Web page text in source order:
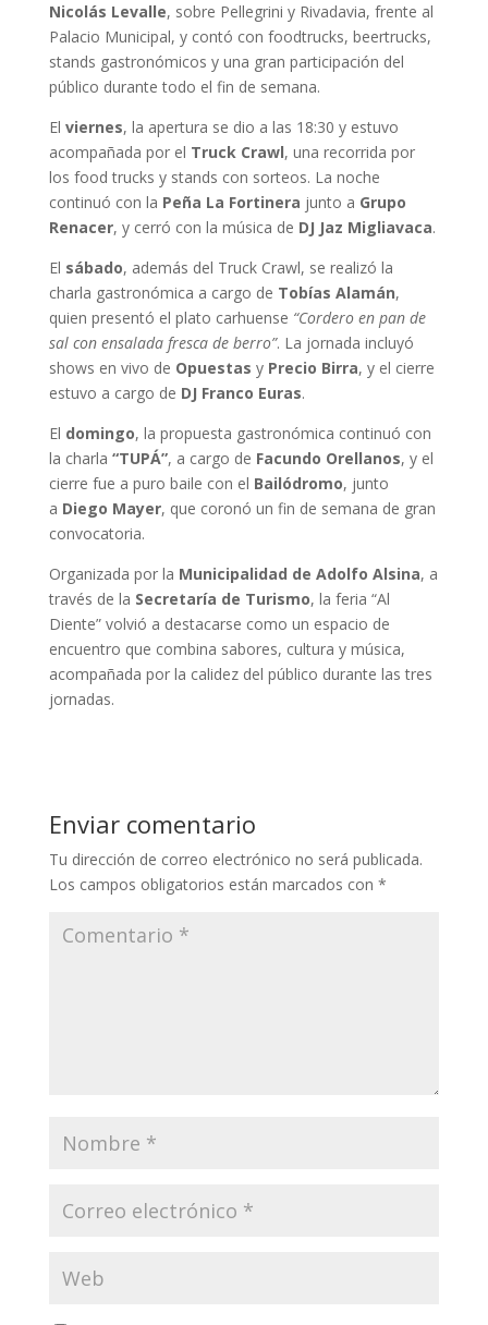
Nicolás Levalle, sobre Pellegrini y Rivadavia, frente al
Palacio Municipal, y contó con foodtrucks, beertrucks,
stands gastronómicos y una gran participación del
público durante todo el fin de semana.
El viernes, la apertura se dio a las 18:30 y estuvo
acompañada por el Truck Crawl, una recorrida por
los food trucks y stands con sorteos. La noche
continuó con la Peña La Fortinera junto a Grupo
Renacer, y cerró con la música de DJ Jaz Migliavaca.
El sábado, además del Truck Crawl, se realizó la
charla gastronómica a cargo de Tobías Alamán,
quien presentó el plato carhuense “Cordero en pan de
sal con ensalada fresca de berro”. La jornada incluyó
shows en vivo de Opuestas y Precio Birra, y el cierre
estuvo a cargo de DJ Franco Euras.
El domingo, la propuesta gastronómica continuó con
la charla “TUPÁ”, a cargo de Facundo Orellanos, y el
cierre fue a puro baile con el Bailódromo, junto
a Diego Mayer, que coronó un fin de semana de gran
convocatoria.
Organizada por la Municipalidad de Adolfo Alsina, a
través de la Secretaría de Turismo, la feria “Al
Diente” volvió a destacarse como un espacio de
encuentro que combina sabores, cultura y música,
acompañada por la calidez del público durante las tres
jornadas.
Enviar comentario
Tu dirección de correo electrónico no será publicada.
Los campos obligatorios están marcados con *